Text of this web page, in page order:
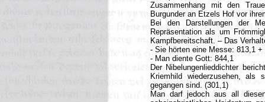
Zusammenhang mit den
Burgunder an Etzels Hof vor
Bei den Darstellungen der
Repräsentation als um
Kampfbereitschaft. – Das
- Sie hörten eine Messe: 813,1 +
- Man diente Gott: 844,1
Der Nibelungenlieddichter
Kriemhild wiederzusehen, als
gegangen sind. (301,1)
Man darf jedoch aus all